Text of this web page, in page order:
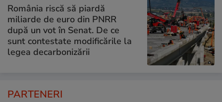
România riscă să piardă
miliarde de euro din PNRR
după un vot în Senat. De ce
sunt contestate modificările la
legea decarbonizării
PARTENERI